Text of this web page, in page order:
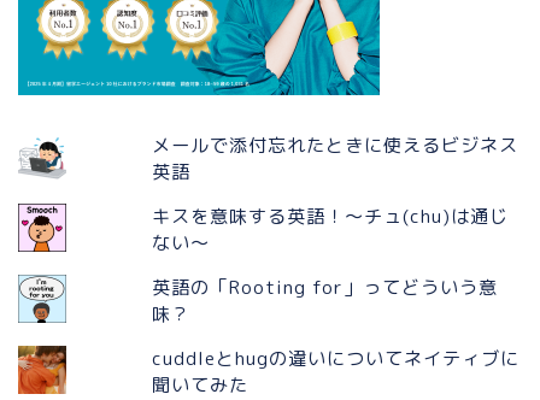
メールで添付忘れたときに使えるビジネス
英語
キスを意味する英語！〜チュ(chu)は通じ
ない〜
英語の「Rooting for」ってどういう意
味？
cuddleとhugの違いについてネイティブに
聞いてみた